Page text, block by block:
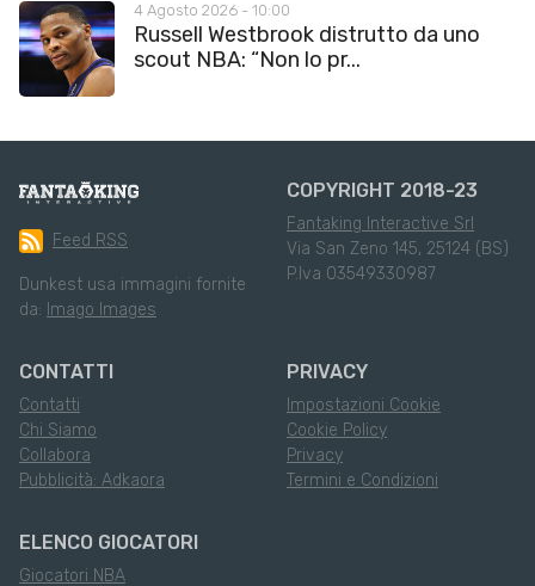
4 Agosto 2026 - 10:00
Russell Westbrook distrutto da uno
scout NBA: “Non lo pr...
Feed RSS
Dunkest usa immagini fornite
da: Imago Images
COPYRIGHT 2018-23
Fantaking Interactive Srl
Via San Zeno 145, 25124 (BS)
P.Iva 03549330987
CONTATTI
Contatti
Chi Siamo
Collabora
Pubblicità: Adkaora
PRIVACY
Impostazioni Cookie
Cookie Policy
Privacy
Termini e Condizioni
ELENCO GIOCATORI
Giocatori NBA